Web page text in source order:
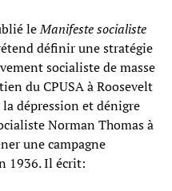
leManifestesocialiste
définir une stratégie
socialiste de masse
du CPUSA à Roosevelt
dépression et dénigre
Norman Thomas à
une campagne
1936. Il écrit: